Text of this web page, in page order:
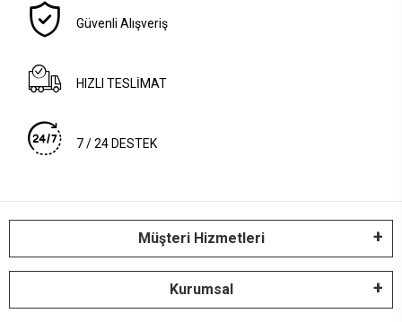
Güvenli Alışveriş
HIZLI TESLİMAT
7 / 24 DESTEK
Müşteri Hizmetleri
Kurumsal